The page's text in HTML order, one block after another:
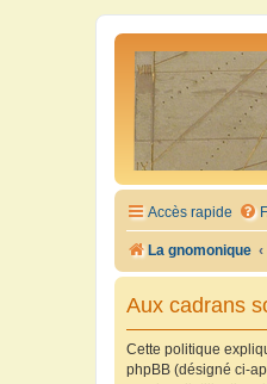
Accès rapide
La gnomonique
Aux cadrans
Cette politique
phpBB (désigné ci-